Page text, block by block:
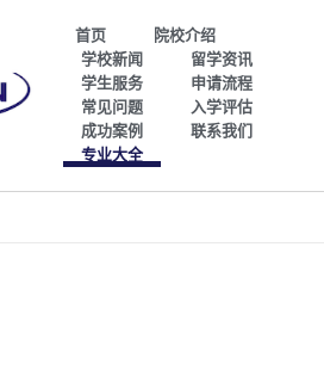
首页
院校介绍
学校新闻
留学资讯
学生服务
申请流程
常见问题
入学评估
成功案例
联系我们
专业大全